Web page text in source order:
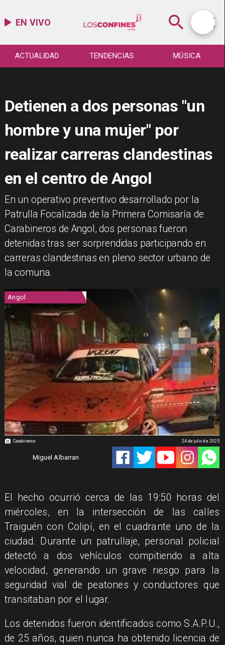
EN VIVO
ACTUALIDAD TENDENCIAS MÚSICA
Detienen a dos personas "un
hombre y una mujer" por
realizar carreras clandestinas
en el centro de Angol
​En un operativo preventivo desarrollado por la
Patrulla Focalizada de la Primera Comisaría de
Carabineros de Angol, dos personas fueron
detenidas tras ser sorprendidas participando en
carreras clandestinas en pleno sector urbano de
la comuna.
Carabineros
Angol
Miguel Albarran
24 de julio de 2025
​El hecho ocurrió cerca de las 19:50 horas del
miércoles, en la intersección de las calles
Traiguén con Colipí, en el cuadrante uno de la
ciudad. Durante un patrullaje, personal policial
detectó a dos vehículos compitiendo a alta
velocidad, generando un grave riesgo para la
seguridad vial de peatones y conductores que
transitaban por el lugar.
​Los detenidos fueron identificados como S.A.P.U.,
de 25 años, quien nunca ha obtenido licencia de